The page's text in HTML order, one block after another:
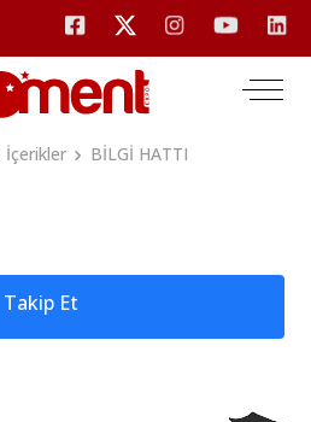
İçerikler BİLGİ HATTI
Takip Et